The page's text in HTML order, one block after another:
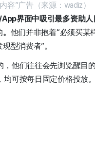
”广告（来源：wadiz）
界面中吸引最多资助
。 他们并非抱着“必须买某
型消费者”。
，他们往往会先浏览醒目
均可按每日固定价格投放。